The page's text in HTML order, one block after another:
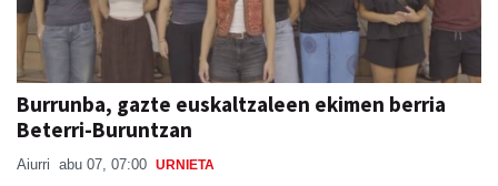
Burrunba, gazte euskaltzaleen ekimen berria
Beterri-Buruntzan
Aiurri abu 07, 07:00 URNIETA